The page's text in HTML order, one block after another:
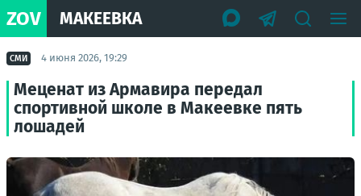
ZOV МАКЕЕВКА
СМИ 4 июня 2026, 19:29
Меценат из Армавира передал
спортивной школе в Макеевке пять
лошадей